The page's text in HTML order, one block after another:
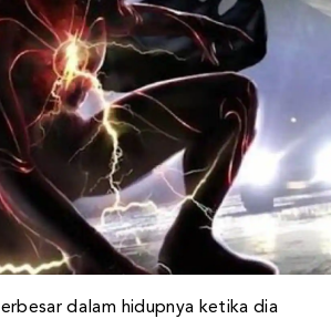
dalam hidupnya ketika dia